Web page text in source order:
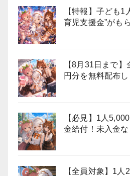
【特報】子ども1
育児支援金”がも
【8月31日まで
円分を無料配布し
【必見】1人
金給付！未入金な
【全員対象】1